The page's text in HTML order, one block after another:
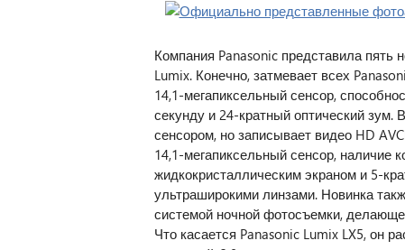
Компания Panasonic представила
Lumix. Конечно, затмевает всех
14,1-мегапиксельный сенсор,
секунду и 24-кратный оптический
сенсором, но записывает видео HD
14,1-мегапиксельный сенсор, наличие
жидкокристаллическим экраном и 5-
ультраширокими линзами. Новинка
системой ночной фотосъемки,
Что касается Panasonic Lumix LX5, он